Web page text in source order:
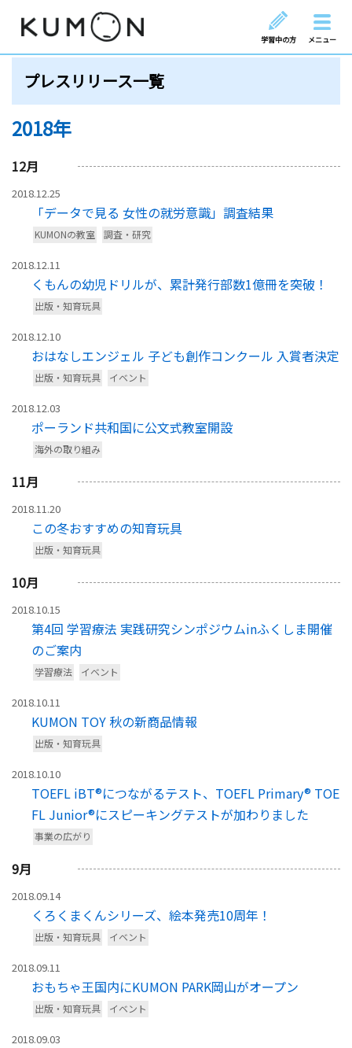
学習中の方 メニュー
プレスリリース一覧
2018年
12月
2018.12.25
「データで見る 女性の就労意識」調査結果
KUMONの教室 調査・研究
2018.12.11
くもんの幼児ドリルが、累計発行部数1億冊を突破！
出版・知育玩具
2018.12.10
おはなしエンジェル 子ども創作コンクール 入賞者決定
出版・知育玩具 イベント
2018.12.03
ポーランド共和国に公文式教室開設
海外の取り組み
11月
2018.11.20
この冬おすすめの知育玩具
出版・知育玩具
10月
2018.10.15
第4回 学習療法 実践研究シンポジウムinふくしま開催
のご案内
学習療法 イベント
2018.10.11
KUMON TOY 秋の新商品情報
出版・知育玩具
2018.10.10
TOEFL iBT®につながるテスト、TOEFL Primary® TOE
FL Junior®にスピーキングテストが加わりました
事業の広がり
9月
2018.09.14
くろくまくんシリーズ、絵本発売10周年！
出版・知育玩具 イベント
2018.09.11
おもちゃ王国内にKUMON PARK岡山がオープン
出版・知育玩具 イベント
2018.09.03